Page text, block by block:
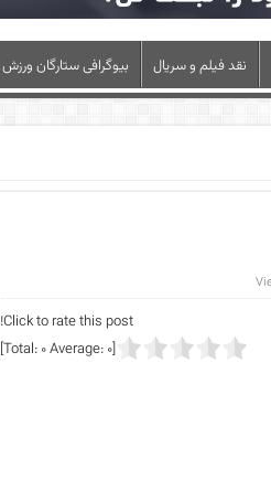
نقد فیلم و سریال بیوگرافی ستارگان ورزش
Click to rate this post!
[Total:
0Average: 0
]